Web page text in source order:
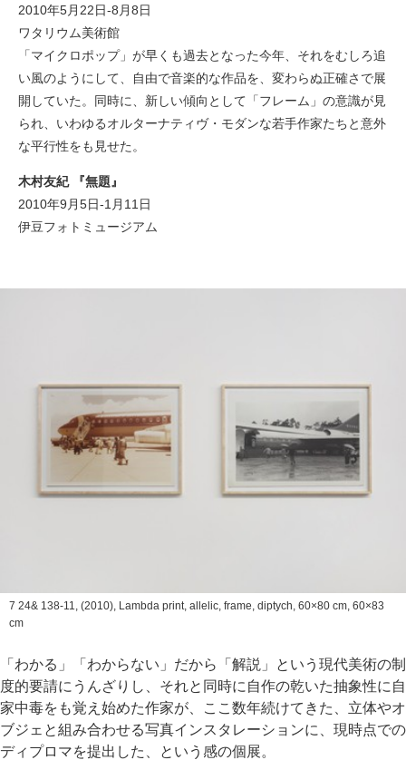
2010年5月22日-8月8日
ワタリウム美術館
「マイクロポップ」が早くも過去となった今年、それをむしろ追
い風のようにして、自由で音楽的な作品を、変わらぬ正確さで展
開していた。同時に、新しい傾向として「フレーム」の意識が見
られ、いわゆるオルターナティヴ・モダンな若手作家たちと意外
な平行性をも見せた。
木村友紀 『無題』
2010年9月5日-1月11日
伊豆フォトミュージアム
7 24& 138-11, (2010), Lambda print, allelic, frame, diptych, 60×80 cm, 60×83
cm
「わかる」「わからない」だから「解説」という現代美術の制
度的要請にうんざりし、それと同時に自作の乾いた抽象性に自
家中毒をも覚え始めた作家が、ここ数年続けてきた、立体やオ
ブジェと組み合わせる写真インスタレーションに、現時点での
ディプロマを提出した、という感の個展。